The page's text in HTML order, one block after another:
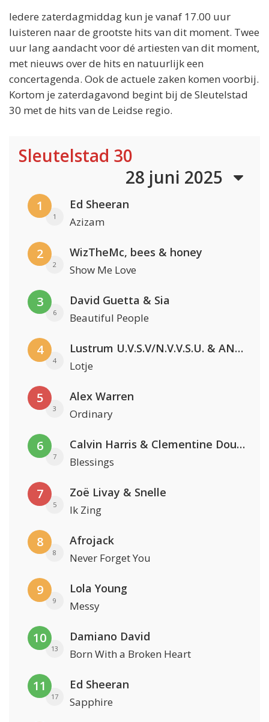
Iedere zaterdagmiddag kun je vanaf 17.00 uur
luisteren naar de grootste hits van dit moment. Twee
uur lang aandacht voor dé artiesten van dit moment,
met nieuws over de hits en natuurlijk een
concertagenda. Ook de actuele zaken komen voorbij.
Kortom je zaterdagavond begint bij de Sleutelstad
30 met de hits van de Leidse regio.
Sleutelstad 30
28 juni 2025
1
1
Ed Sheeran
Azizam
2
2
WizTheMc, bees & honey
Show Me Love
3
6
David Guetta & Sia
Beautiful People
4
4
Lustrum U.V.S.V/N.V.V.S.U. & ANNO ONS & Jopke van Dobbenburgh & Roeland Beelen
Lotje
5
3
Alex Warren
Ordinary
6
7
Calvin Harris & Clementine Douglas
Blessings
7
5
Zoë Livay & Snelle
Ik Zing
8
8
Afrojack
Never Forget You
9
9
Lola Young
Messy
10
13
Damiano David
Born With a Broken Heart
11
17
Ed Sheeran
Sapphire